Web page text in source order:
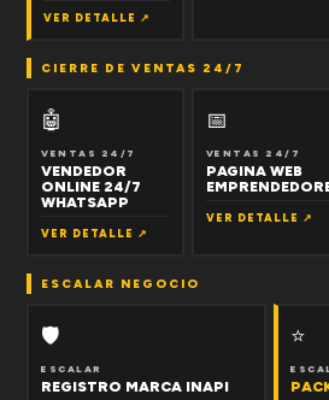
VER DETALLE ↗
CIERRE DE VENTAS 24/7
🤖
VENTAS 24/7
VENDEDOR
ONLINE 24/7
WHATSAPP
VER DETALLE ↗
📅
VENTAS 24/7
PAGINA WEB
VER DETALLE ↗
ESCALAR NEGOCIO
🛡
ESCALAR
REGISTRO MARCA INAPI
⭐